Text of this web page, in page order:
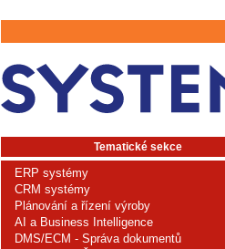
Tematické sekce
ERP systémy
CRM systémy
Plánování a řízení výroby
AI a Business Intelligence
DMS/ECM - Správa dokumentů